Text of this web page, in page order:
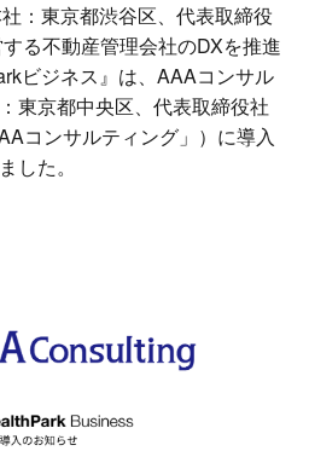
：東京都渋谷区、代表取締役
る不動産管理会社のDXを推進
ビジネス』は、AAAコンサル
東京都中央区、代表取締役社
コンサルティング」）に導入
した。